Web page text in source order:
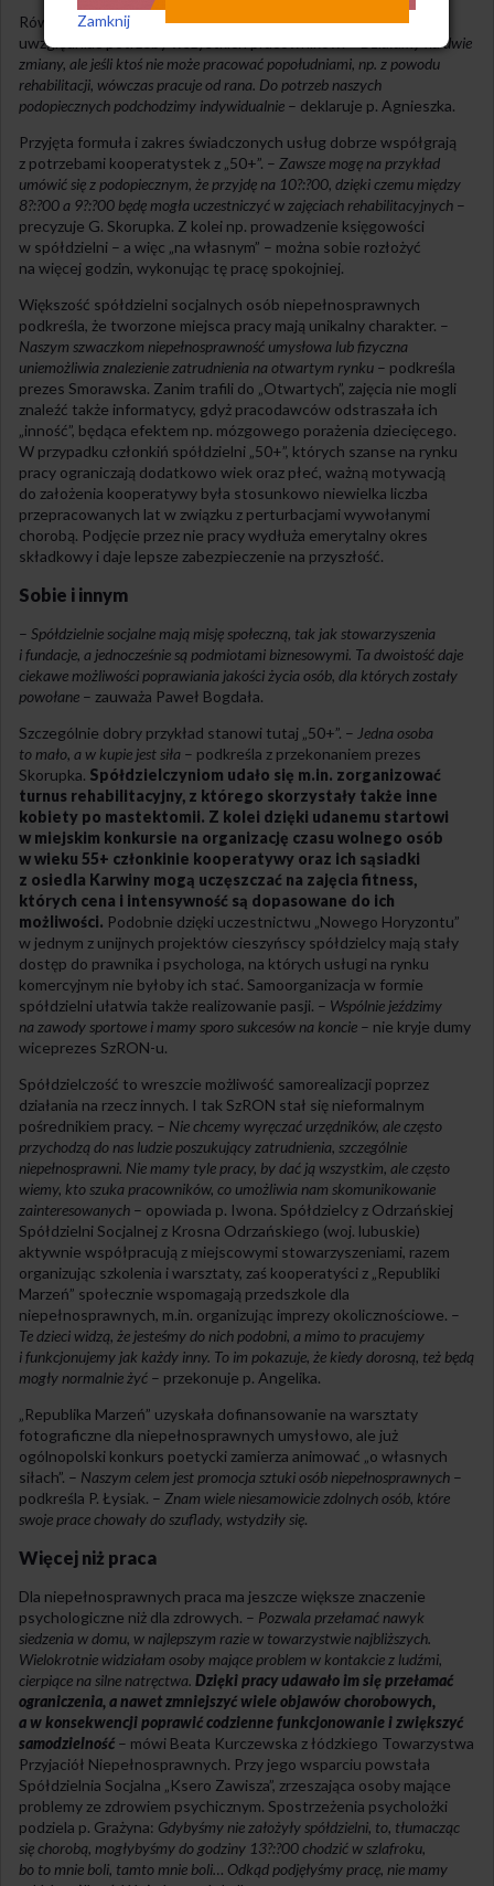
Również organizacja pracy w tego rodzaju kooperatywach musi
uwzględniać potrzeby wszystkich pracowników. –Działamy na dwie
zmiany, ale jeśli ktoś nie może pracować popołudniami, np. z powodu
rehabilitacji, wówczas pracuje od rana. Do potrzeb naszych
podopiecznych podchodzimy indywidualnie – deklaruje p. Agnieszka.
Przyjęta formuła i zakres świadczonych usług dobrze współgrają
z potrzebami kooperatystek z „50+”. – Zawsze mogę na przykład
umówić się z podopiecznym, że przyjdę na 10?:?00, dzięki czemu między
8?:?00 a 9?:?00 będę mogła uczestniczyć w zajęciach rehabilitacyjnych –
precyzuje G. Skorupka. Z kolei np. prowadzenie księgowości
w spółdzielni – a więc „na własnym” – można sobie rozłożyć
na więcej godzin, wykonując tę pracę spokojniej.
Większość spółdzielni socjalnych osób niepełnosprawnych
podkreśla, że tworzone miejsca pracy mają unikalny charakter. –
Naszym szwaczkom niepełnosprawność umysłowa lub fizyczna
uniemożliwia znalezienie zatrudnienia na otwartym rynku – podkreśla
prezes Smorawska. Zanim trafili do „Otwartych”, zajęcia nie mogli
znaleźć także informatycy, gdyż pracodawców odstraszała ich
„inność”, będąca efektem np. mózgowego porażenia dziecięcego.
W przypadku członkiń spółdzielni „50+”, których szanse na rynku
pracy ograniczają dodatkowo wiek oraz płeć, ważną motywacją
do założenia kooperatywy była stosunkowo niewielka liczba
przepracowanych lat w związku z perturbacjami wywołanymi
chorobą. Podjęcie przez nie pracy wydłuża emerytalny okres
składkowy i daje lepsze zabezpieczenie na przyszłość.
Sobie i innym
– Spółdzielnie socjalne mają misję społeczną, tak jak stowarzyszenia
i fundacje, a jednocześnie są podmiotami biznesowymi. Ta dwoistość daje
ciekawe możliwości poprawiania jakości życia osób, dla których zostały
powołane – zauważa Paweł Bogdała.
Szczególnie dobry przykład stanowi tutaj „50+”. – Jedna osoba
to mało, a w kupie jest siła – podkreśla z przekonaniem prezes
Skorupka. Spółdzielczyniom udało się m.in. zorganizować
turnus rehabilitacyjny, z którego skorzystały także inne
kobiety po mastektomii. Z kolei dzięki udanemu startowi
w miejskim konkursie na organizację czasu wolnego osób
w wieku 55+ członkinie kooperatywy oraz ich sąsiadki
z osiedla Karwiny mogą uczęszczać na zajęcia fitness,
których cena i intensywność są dopasowane do ich
możliwości. Podobnie dzięki uczestnictwu „Nowego Horyzontu”
w jednym z unijnych projektów cieszyńscy spółdzielcy mają stały
dostęp do prawnika i psychologa, na których usługi na rynku
komercyjnym nie byłoby ich stać. Samoorganizacja w formie
spółdzielni ułatwia także realizowanie pasji. – Wspólnie jeździmy
na zawody sportowe i mamy sporo sukcesów na koncie – nie kryje dumy
wiceprezes SzRON-u.
Spółdzielczość to wreszcie możliwość samorealizacji poprzez
działania na rzecz innych. I tak SzRON stał się nieformalnym
pośrednikiem pracy. – Nie chcemy wyręczać urzędników, ale często
przychodzą do nas ludzie poszukujący zatrudnienia, szczególnie
niepełnosprawni. Nie mamy tyle pracy, by dać ją wszystkim, ale często
wiemy, kto szuka pracowników, co umożliwia nam skomunikowanie
zainteresowanych – opowiada p. Iwona. Spółdzielcy z Odrzańskiej
Spółdzielni Socjalnej z Krosna Odrzańskiego (woj. lubuskie)
aktywnie współpracują z miejscowymi stowarzyszeniami, razem
organizując szkolenia i warsztaty, zaś kooperatyści z „Republiki
Marzeń” społecznie wspomagają przedszkole dla
niepełnosprawnych, m.in. organizując imprezy okolicznościowe. –
Te dzieci widzą, że jesteśmy do nich podobni, a mimo to pracujemy
i funkcjonujemy jak każdy inny. To im pokazuje, że kiedy dorosną, też będą
mogły normalnie żyć – przekonuje p. Angelika.
„Republika Marzeń” uzyskała dofinansowanie na warsztaty
fotograficzne dla niepełnosprawnych umysłowo, ale już
ogólnopolski konkurs poetycki zamierza animować „o własnych
siłach”. – Naszym celem jest promocja sztuki osób niepełnosprawnych –
podkreśla P. Łysiak. – Znam wiele niesamowicie zdolnych osób, które
swoje prace chowały do szuflady, wstydziły się.
Więcej niż praca
Dla niepełnosprawnych praca ma jeszcze większe znaczenie
psychologiczne niż dla zdrowych. – Pozwala przełamać nawyk
siedzenia w domu, w najlepszym razie w towarzystwie najbliższych.
Wielokrotnie widziałam osoby mające problem w kontakcie z ludźmi,
cierpiące na silne natręctwa. Dzięki pracy udawało im się przełamać
ograniczenia, a nawet zmniejszyć wiele objawów chorobowych,
a w konsekwencji poprawić codzienne funkcjonowanie i zwiększyć
samodzielność – mówi Beata Kurczewska z łódzkiego Towarzystwa
Przyjaciół Niepełnosprawnych. Przy jego wsparciu powstała
Spółdzielnia Socjalna „Ksero Zawisza”, zrzeszająca osoby mające
problemy ze zdrowiem psychicznym. Spostrzeżenia psycholożki
podziela p. Grażyna: Gdybyśmy nie założyły spółdzielni, to, tłumacząc
się chorobą, mogłybyśmy do godziny 13?:?00 chodzić w szlafroku,
bo to mnie boli, tamto mnie boli… Odkąd podjęłyśmy pracę, nie mamy
Zamknij